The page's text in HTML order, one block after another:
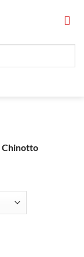
Chinotto